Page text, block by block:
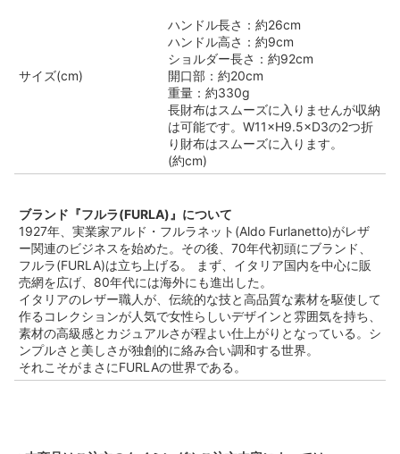
サイズ(cm)
ハンドル長さ：約26cm
ハンドル高さ：約9cm
ショルダー長さ：約92cm
開口部：約20cm
重量：約330g
長財布はスムーズに入りませんが収納
は可能です。W11×H9.5×D3の2つ折
り財布はスムーズに入ります。
(約cm)
ブランド『フルラ(FURLA)』について
1927年、実業家アルド・フルラネット(Aldo Furlanetto)がレザ
ー関連のビジネスを始めた。その後、70年代初頭にブランド、
フルラ(FURLA)は立ち上げる。 まず、イタリア国内を中心に販
売網を広げ、80年代には海外にも進出した。
イタリアのレザー職人が、伝統的な技と高品質な素材を駆使して
作るコレクションが人気で女性らしいデザインと雰囲気を持ち、
素材の高級感とカジュアルさが程よい仕上がりとなっている。シ
ンプルさと美しさが独創的に絡み合い調和する世界。
それこそがまさにFURLAの世界である。